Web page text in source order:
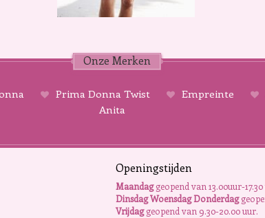
Onze Merken
Prima Donna Twist Empreinte
Anita
Openingstijden
Maandaggeopend van 13.00uur-
Dinsdag Woensdag Donderdag
Vrijdaggeopend van 9.30-20.00 uur.